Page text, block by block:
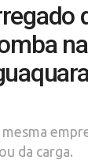
da carga.